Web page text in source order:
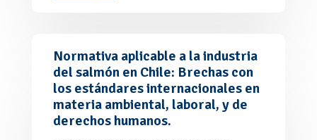
Normativa aplicable a la industria
del salmón en Chile: Brechas con
los estándares internacionales en
materia ambiental, laboral, y de
derechos humanos.